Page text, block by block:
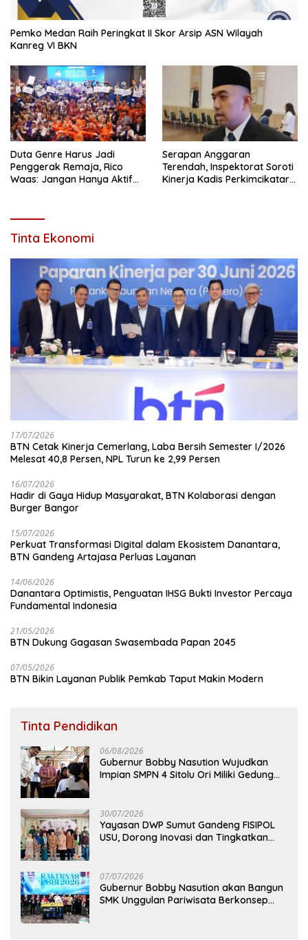
Pemko Medan Raih Peringkat II Skor Arsip ASN Wilayah
Kanreg VI BKN
Duta Genre Harus Jadi
Penggerak Remaja, Rico
Waas: Jangan Hanya Aktif
Serapan Anggaran
Terendah, Inspektorat Soroti
Kinerja Kadis Perkimcikataru
Tinta Ekonomi
17/07/2026
BTN Cetak Kinerja Cemerlang, Laba Bersih Semester I/2026
Melesat 40,8 Persen, NPL Turun ke 2,99 Persen
16/07/2026
Hadir di Gaya Hidup Masyarakat, BTN Kolaborasi dengan
Burger Bangor
15/07/2026
Perkuat Transformasi Digital dalam Ekosistem Danantara,
BTN Gandeng Artajasa Perluas Layanan
14/06/2026
Danantara Optimistis, Penguatan IHSG Bukti Investor Percaya
Fundamental Indonesia
21/05/2026
BTN Dukung Gagasan Swasembada Papan 2045
07/05/2026
BTN Bikin Layanan Publik Pemkab Taput Makin Modern
Tinta Pendidikan
06/08/2026
Gubernur Bobby Nasution Wujudkan
Impian SMPN 4 Sitolu Ori Miliki Gedung
30/07/2026
Yayasan DWP Sumut Gandeng FISIPOL
USU, Dorong Inovasi dan Tingkatkan
07/07/2026
Gubernur Bobby Nasution akan Bangun
SMK Unggulan Pariwisata Berkonsep